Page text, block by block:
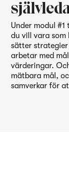
Under modul
du vill vara
sätter
arbetar med
värderingar.
mätbara mål,
samverkar för